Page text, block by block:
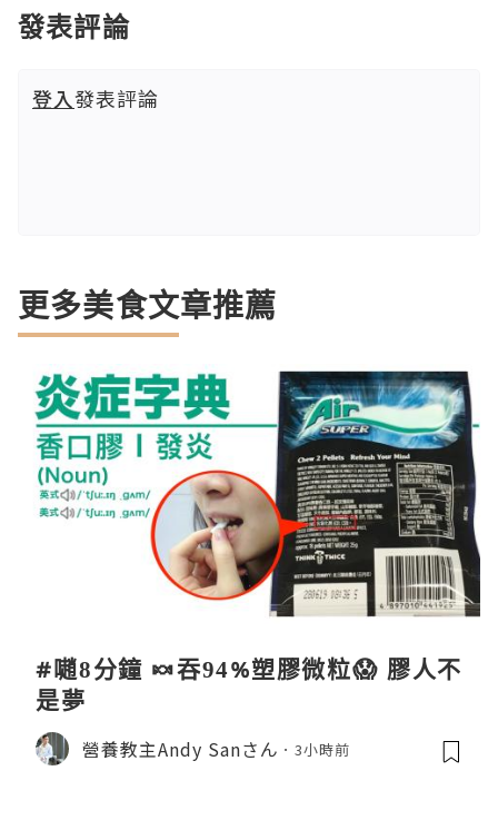
發表評論
登入發表評論
更多美食文章推薦
#𡁻8分鐘 🍬吞94%塑膠微粒😱 膠人不
是夢
營養教主Andy Sanさん 3小時前